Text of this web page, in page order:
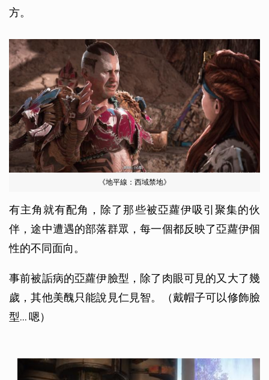
方。
《地平線：西域禁地》
有主角就有配角，除了那些被亞蘿伊吸引聚集的伙
伴，途中遭遇的部落群眾，每一個都反映了亞蘿伊個
性的不同面向。
事前被詬病的亞蘿伊臉型，除了肉眼可見的又大了幾
歲，其他美醜只能說見仁見智。（戴帽子可以修飾臉
型... 嗯）